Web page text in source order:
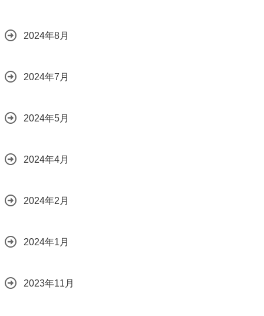
2024年8月
2024年7月
2024年5月
2024年4月
2024年2月
2024年1月
2023年11月